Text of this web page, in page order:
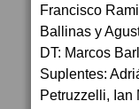
Francisco
Ballinas y
DT: Marcos
Suplentes:
Petruzzelli, Ian